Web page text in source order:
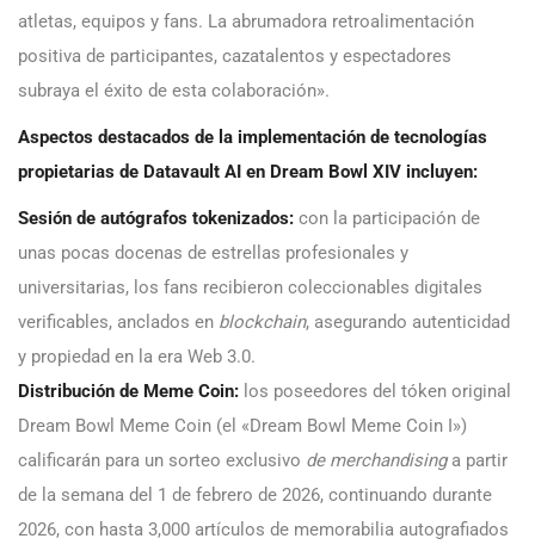
atletas, equipos y fans. La abrumadora retroalimentación
positiva de participantes, cazatalentos y espectadores
subraya el éxito de esta colaboración».
Aspectos destacados de la implementación de tecnologías
propietarias de Datavault AI en Dream Bowl XIV incluyen:
Sesión de autógrafos tokenizados: con la participación de
unas pocas docenas de estrellas profesionales y
universitarias, los fans recibieron coleccionables digitales
verificables, anclados en blockchain, asegurando autenticidad
y propiedad en la era Web 3.0.
Distribución de Meme Coin: los poseedores del tóken original
Dream Bowl Meme Coin (el «Dream Bowl Meme Coin I»)
calificarán para un sorteo exclusivo de merchandisinga partir
de la semana del 1 de febrero de 2026, continuando durante
2026, con hasta 3,000 artículos de memorabilia autografiados